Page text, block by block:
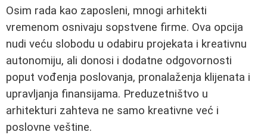
Osim rada kao zaposleni, mnogi arhitekti
vremenom osnivaju sopstvene firme. Ova opcija
nudi veću slobodu u odabiru projekata i kreativnu
autonomiju, ali donosi i dodatne odgovornosti
poput vođenja poslovanja, pronalaženja klijenata i
upravljanja finansijama. Preduzetništvo u
arhitekturi zahteva ne samo kreativne već i
poslovne veštine.